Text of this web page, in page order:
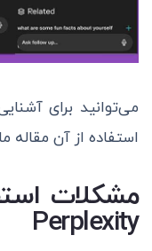
می‌توانید برای
استفاده از آن مقاله
مشکلات
Perplexity